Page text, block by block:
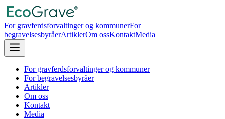
For gravferdsforvaltinger og kommunerFor
begravelsesbyråerArtiklerOm ossKontaktMedia
For gravferdsforvaltinger og kommuner
For begravelsesbyråer
Artikler
Om oss
Kontakt
Media